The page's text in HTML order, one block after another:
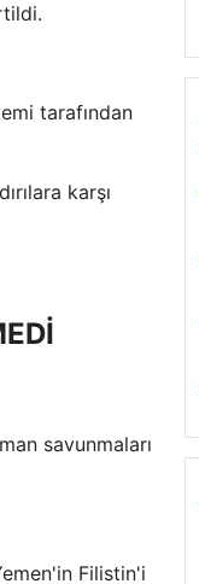
tarafından
karşı
savunmaları
Filistin'i